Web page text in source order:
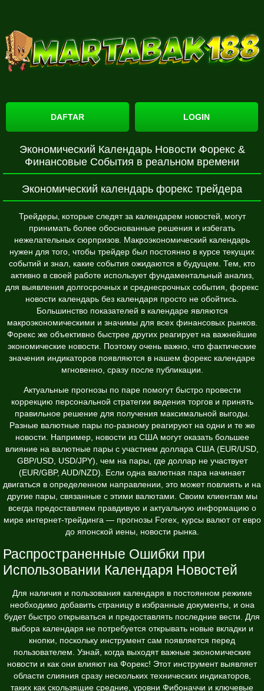
DAFTAR LOGIN
Экономический Календарь Новости Форекс &
Финансовые События в реальном времени
Экономический календарь форекс трейдера
Трейдеры‚ которые следят за календарем новостей‚ могут
принимать более обоснованные решения и избегать
нежелательных сюрпризов. Макроэкономический календарь
нужен для того, чтобы трейдер был постоянно в курсе текущих
событий и знал, какие события ожидаются в будущем. Тем, кто
активно в своей работе использует фундаментальный анализ,
для выявления долгосрочных и среднесрочных события, форекс
новости календарь без календаря просто не обойтись.
Большинство показателей в календаре являются
макроэкономическими и значимы для всех финансовых рынков.
Форекс же объективно быстрее других реагирует на важнейшие
экономические новости. Поэтому очень важно, что фактические
значения индикаторов появляются в нашем форекс календаре
мгновенно, сразу после публикации.
Актуальные прогнозы по паре помогут быстро провести
коррекцию персональной стратегии ведения торгов и принять
правильное решение для получения максимальной выгоды.
Разные валютные пары по-разному реагируют на одни и те же
новости. Например, новости из США могут оказать большее
влияние на валютные пары с участием доллара США (EUR/USD,
GBP/USD, USD/JPY), чем на пары, где доллар не участвует
(EUR/GBP, AUD/NZD). Если одна валютная пара начинает
двигаться в определенном направлении, это может повлиять и на
другие пары, связанные с этими валютами. Своим клиентам мы
всегда предоставляем правдивую и актуальную информацию о
мире интернет-трейдинга — прогнозы Forex, курсы валют от евро
до японской иены, новости рынка.
Распространенные Ошибки при
Использовании Календаря Новостей
Для наличия и пользования календаря в постоянном режиме
необходимо добавить страницу в избранные документы, и она
будет быстро открываться и предоставлять последние вести. Для
выбора календаря не потребуется открывать новые вкладки и
кнопки, поскольку инструмент сам появляется перед
пользователем. Узнай, когда выходят важные экономические
новости и как они влияют на Форекс! Этот инструмент выявляет
области слияния сразу нескольких технических индикаторов,
таких как скользящие средние, уровни Фибоначчи и ключевые